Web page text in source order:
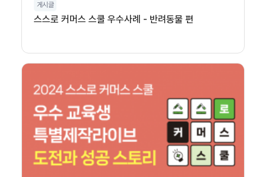
게시글
스스로 커머스 스쿨 우수사례 - 반려동물 편